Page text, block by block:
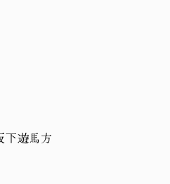
遊馬方